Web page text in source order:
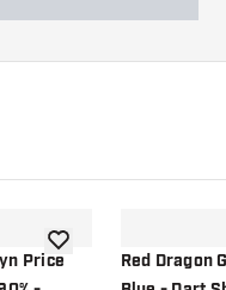
PriceZur WunschlisteRed Dragon